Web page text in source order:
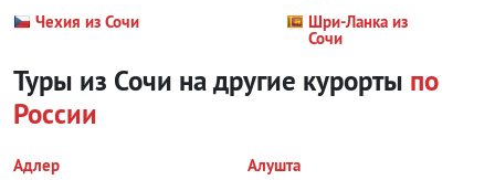
Чехия из Сочи
Шри-Ланка из
Сочи
Туры из Сочи на другие курорты по
России
Адлер
Алушта